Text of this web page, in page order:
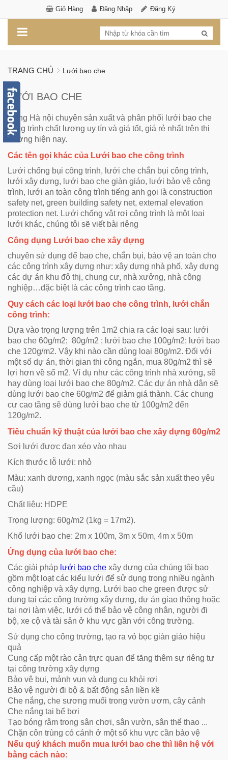
Giỏ Hàng Đăng Nhập Đăng Ký
TRANG CHỦ Lưới bao che
LƯỚI BAO CHE
Đông Hà nội chuyên sản xuất và phân phối lưới bao che
công trình chất lượng uy tín và giá tốt, giá rẻ nhất trên thị
trường hiện nay.
Các tên gọi khác của Lưới bao che công trình
Lưới chống bụi công trình, lưới che chắn bụi công trình,
lưới xây dựng, lưới bao che giàn giáo, lưới bảo vệ công
trình, lưới an toàn công trình tiếng anh gọi là construction
safety net, green building safety net, external elevation
protection net. Lưới chống vật rơi công trình là một loại
lưới khác, chúng tôi sẽ viết bài riêng
Công dụng Lưới bao che xây dựng
chuyên sử dụng để bao che, chắn bụi, bảo vệ an toàn cho
các công trình xây dựng như: xây dựng nhà phố, xây dựng
các dự án khu đô thị, chung cư, nhà xưởng, nhà công
nghiệp…đặc biệt là các công trình cao tầng.
Quy cách các loại lưới bao che công trình, lưới chắn
công trình:
Dựa vào trọng lượng trên 1m2 chia ra các loại sau: lưới
bao che 60g/m2; 80g/m2 ; lưới bao che 100g/m2; lưới bao
che 120g/m2. Vậy khi nào cần dùng loại 80g/m2. Đối với
một số dự án, thời gian thi công ngắn, mua 80g/m2 thì sẽ
lợi hơn về số m2. Ví dụ như các công trình nhà xưởng, sẽ
hay dùng loại lưới bao che 80g/m2. Các dự án nhà dân sẽ
dùng lưới bao che 60g/m2 để giảm giá thành. Các chung
cư cao tầng sẽ dùng lưới bao che từ 100g/m2 đến
120g/m2.
Tiêu chuẩn kỹ thuật của lưới bao che xây dựng 60g/m2
Sợi lưới được đan xéo vào nhau
Kích thước lỗ lưới: nhỏ
Màu: xanh dương, xanh ngọc (màu sắc sản xuất theo yêu
cầu)
Chất liệu: HDPE
Trọng lượng: 60g/m2 (1kg = 17m2).
Khổ lưới bao che: 2m x 100m, 3m x 50m, 4m x 50m
Ứng dụng của lưới bao che:
Các giải pháp lưới bao che xây dựng của chúng tôi bao
gồm một loạt các kiểu lưới để sử dụng trong nhiều ngành
công nghiệp và xây dựng. Lưới bao che green được sử
dụng tại các công trường xây dựng, dự án giao thông hoặc
tại nơi làm việc, lưới có thể bảo vệ công nhân, người đi
bộ, xe cộ và tài sản ở khu vực gần với công trường.
Sử dụng cho công trường, tạo ra vỏ bọc giàn giáo hiệu
quả
Cung cấp một rào cản trực quan để tăng thêm sự riêng tư
tại công trường xây dựng
Bảo vệ bụi, mảnh vụn và dụng cụ khỏi rơi
Bảo vệ người đi bộ & bất động sản liền kề
Che nắng, che sương muối trong vườn ươm, cây cảnh
Che nắng tại bể bơi
Tạo bóng râm trong sân chơi, sân vườn, sân thể thao ...
Chặn côn trùng có cánh ở một số khu vực cần bảo vệ
Nếu quý khách muốn mua lưới bao che thì liên hệ với
bằng cách nào: